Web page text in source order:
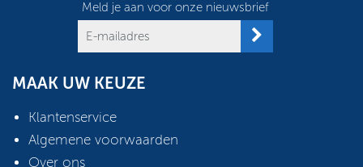
Meld je aan voor onze nieuwsbrief
MAAK UW KEUZE
Klantenservice
Algemene voorwaarden
Over ons